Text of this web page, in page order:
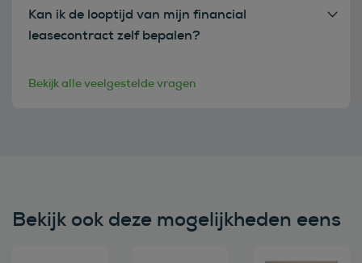
Kan ik de looptijd van mijn financial
leasecontract zelf bepalen?
Bekijk alle veelgestelde vragen
Bekijk ook deze mogelijkheden eens